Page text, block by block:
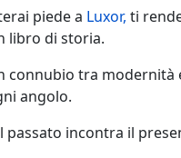
piede a Luxor, ti
libro di storia.
connubio tra modernità
angolo.
passato incontra il